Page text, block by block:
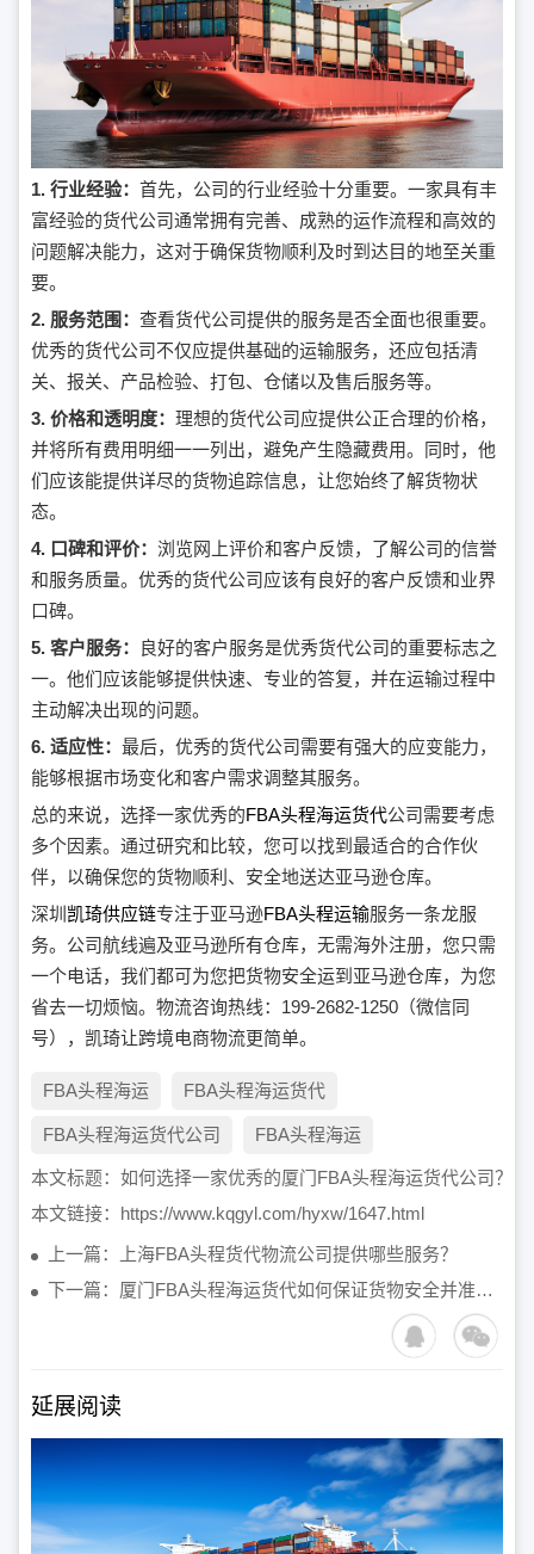
1. 行业经验： 首先，公司的行业经验十分重要。一家具有丰
富经验的货代公司通常拥有完善、成熟的运作流程和高效的
问题解决能力，这对于确保货物顺利及时到达目的地至关重
要。
2. 服务范围： 查看货代公司提供的服务是否全面也很重要。
优秀的货代公司不仅应提供基础的运输服务，还应包括清
关、报关、产品检验、打包、仓储以及售后服务等。
3. 价格和透明度： 理想的货代公司应提供公正合理的价格，
并将所有费用明细一一列出，避免产生隐藏费用。同时，他
们应该能提供详尽的货物追踪信息，让您始终了解货物状
态。
4. 口碑和评价： 浏览网上评价和客户反馈，了解公司的信誉
和服务质量。优秀的货代公司应该有良好的客户反馈和业界
口碑。
5. 客户服务：
良好的客户服务是优秀货代公司的重要标志之
一。他们应该能够提供快速、专业的答复，并在运输过程中
主动解决出现的问题。
6. 适应性： 最后，优秀的货代公司需要有强大的应变能力，
能够根据市场变化和客户需求调整其服务。
总的来说，选择一家优秀的FBA头程海运货代公司需要考虑
多个因素。通过研究和比较，您可以找到最适合的合作伙
伴，以确保您的货物顺利、安全地送达亚马逊仓库。
深圳 凯琦供应链专注于亚马逊FBA头程运输服务一条龙服
务。公司航线遍及亚马逊所有仓库，无需海外注册，您只需
一个电话，我们都可为您把货物安全运到亚马逊仓库，为您
省去一切烦恼。物流咨询热线：199-2682-1250（微信同
号），凯琦让跨境电商物流更简单。
FBA头程海运 FBA头程海运货代
FBA头程海运货代公司 FBA头程海运
本文标题： 如何选择一家优秀的厦门FBA头程海运货代公司？
本文链接： https://www.kqgyl.com/hyxw/1647.html
上一篇：上海FBA头程货代物流公司提供哪些服务？
下一篇：厦门FBA头程海运货代如何保证货物安全并准时送达？
延展阅读